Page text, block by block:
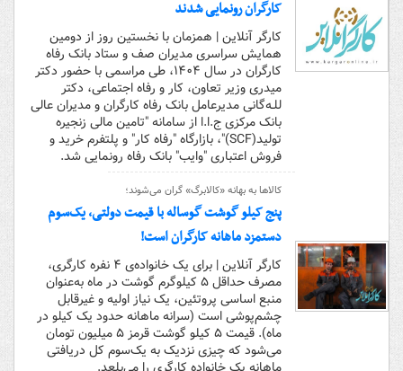
کارگران رونمایی شدند
کارگر آنلاین | همزمان با نخستین روز از دومین
همایش سراسری مدیران صف و ستاد بانک رفاه
کارگران در سال ۱۴۰۴، طی مراسمی با حضور دکتر
میدری وزیر تعاون، کار و رفاه اجتماعی، دکتر
للـه‌گانی مدیرعامل بانک رفاه کارگران و مدیران عالی
بانک مرکزی ج.ا.ا از سامانه "تامین مالی زنجیره
تولید(SCF)"، بازارگاه "رفاه کار" و پلتفرم خرید و
فروش اعتباری "وایب" بانک رفاه رونمایی شد.
کالاها به بهانه «کالابرگ» گران می‌شوند؛
پنج کیلو گوشت گوساله با قیمت دولتی، یک‌سوم
دستمزد ماهانه کارگران است!
کارگر آنلاین | برای یک خانواده‌ی ۴ نفره کارگری،
مصرف حداقل ۵ کیلوگرم گوشت در ماه به‌عنوان
منبع اساسی پروتئین، یک نیاز اولیه و غیرقابل
چشم‌پوشی است (سرانه ماهانه حدود یک کیلو در
ماه). قیمت ۵ کیلو گوشت قرمز ۵ میلیون تومان
می‌شود که چیزی نزدیک به یک‌سوم کل دریافتی